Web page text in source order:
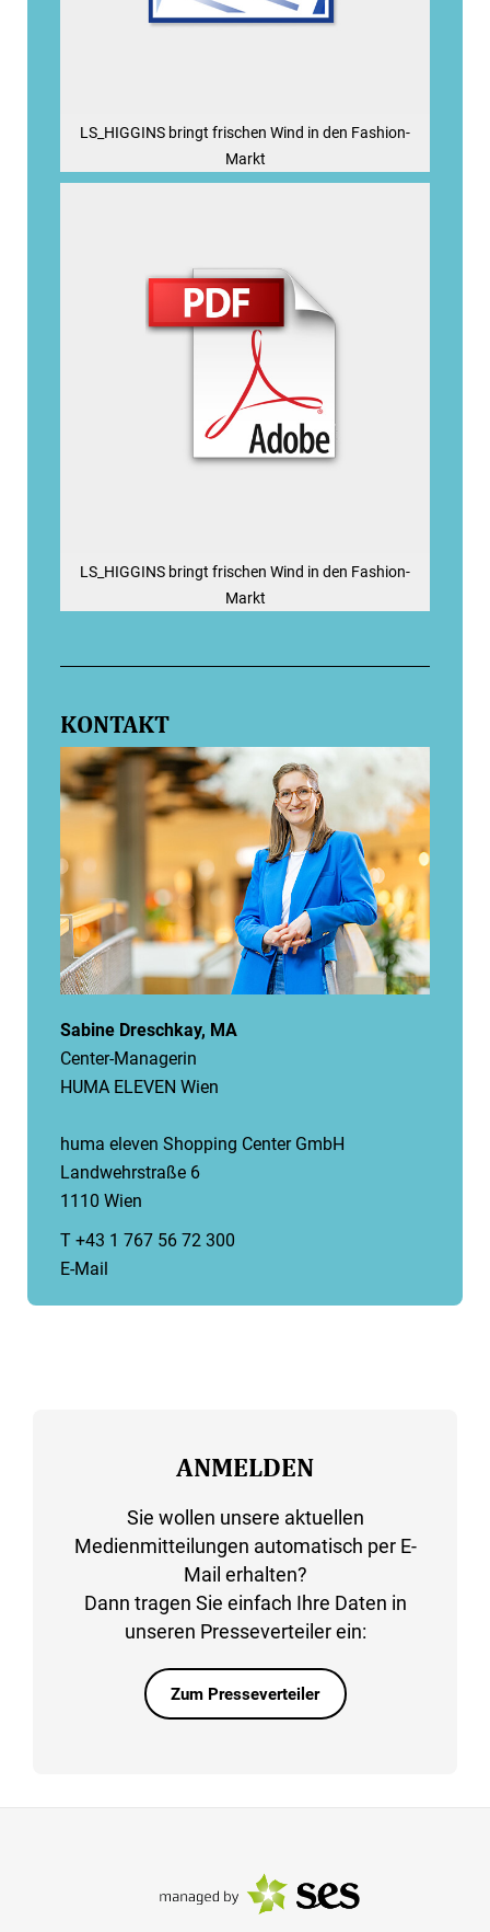
LS_HIGGINS bringt frischen Wind in den Fashion-
Markt
LS_HIGGINS bringt frischen Wind in den Fashion-
Markt
KONTAKT
Sabine Dreschkay, MA
Center-Managerin
HUMA ELEVEN Wien
huma eleven Shopping Center GmbH
Landwehrstraße 6
1110 Wien
T +43 1 767 56 72 300
E-Mail
ANMELDEN
Sie wollen unsere aktuellen
Medienmitteilungen automatisch per E-
Mail erhalten?
Dann tragen Sie einfach Ihre Daten in
unseren Presseverteiler ein:
Zum Presseverteiler